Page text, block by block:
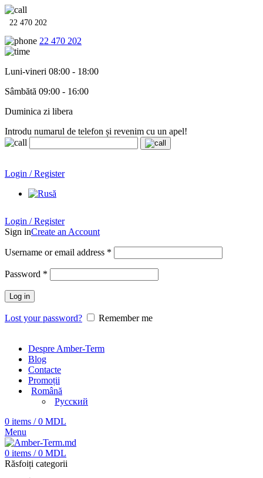
22 470 202
22 470 202
Luni-vineri 08:00 - 18:00
Sâmbătă 09:00 - 16:00
Duminica zi libera
Introdu numarul de telefon și revenim cu un apel!
Login / Register
Login / Register
Sign inCreate an Account
Username or email address *
Password *
Log in
Lost your password? Remember me
Despre Amber-Term
Blog
Contacte
Promoții
Română
Русский
0 items / 0 MDL
Menu
0 items / 0 MDL
Răsfoiți categorii